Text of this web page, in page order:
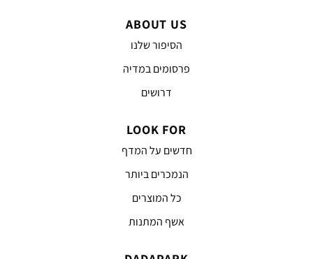
ABOUT US
הסיפור שלנו
פרסומים במדיה
דרושים
LOOK FOR
חדשים על המדף
הנמכרים ביותר
כל המוצרים
אשף המתנות